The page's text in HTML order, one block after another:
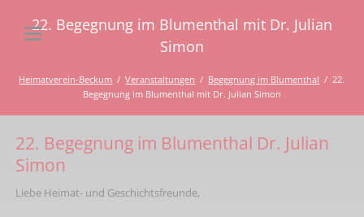
22. Begegnung im Blumenthal mit Dr. Julian
Simon
Heimatverein-Beckum Veranstaltungen Begegnung im Blumenthal
22.
Begegnung im Blumenthal mit Dr. Julian Simon
22. Begegnung im Blumenthal Dr. Julian
Simon
Liebe Heimat- und Geschichtsfreunde,